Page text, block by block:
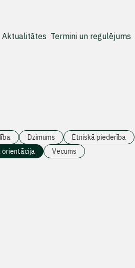
Aktualitātes Termini un regulējums
Dzimums
Etniskā piederība
orientācija Vecums